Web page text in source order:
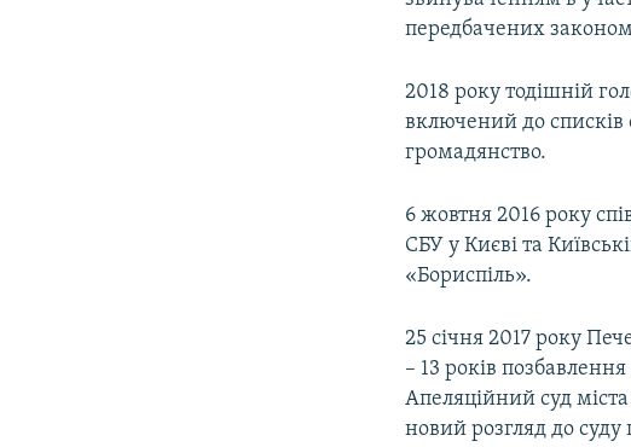
передбачених
2018 року тодішній
включений до списків
громадянство.
6 жовтня 2016 року
СБУ у Києві та
«Бориспіль».
25 січня 2017 року
– 13 років
Апеляційний суд
новий розгляд до суду